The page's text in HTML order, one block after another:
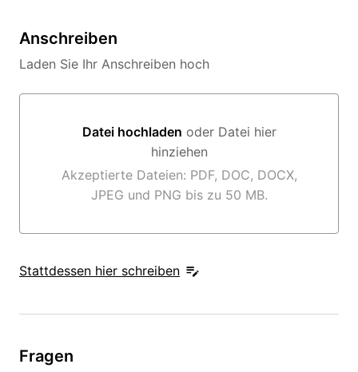
Anschreiben
Laden Sie Ihr Anschreiben hoch
Datei hochladen oder Datei hier
hinziehen
Datei hochladen oder Datei hier hinziehen
Akzeptierte Dateien: PDF, DOC, DOCX,
JPEG und PNG bis zu 50 MB.
Stattdessen hier schreiben
Fragen